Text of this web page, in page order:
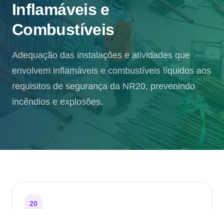
Inflamáveis e
Combustíveis
Adequação das instalações e atividades que
envolvem inflamáveis e combustíveis líquidos aos
requisitos de segurança da NR20, prevenindo
incêndios e explosões.
20